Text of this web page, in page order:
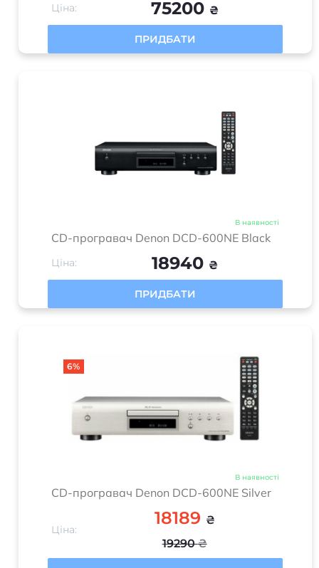
Ціна: 75200 ₴
ПРИДБАТИ
В наявності
CD-програвач Denon DCD-600NE Black
Ціна: 18940 ₴
ПРИДБАТИ
6%
В наявності
CD-програвач Denon DCD-600NE Silver
Ціна:
19290₴
18189 ₴